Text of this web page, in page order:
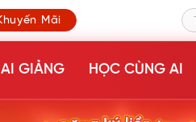
Mãi
GIẢNG HỌC CÙNG AI